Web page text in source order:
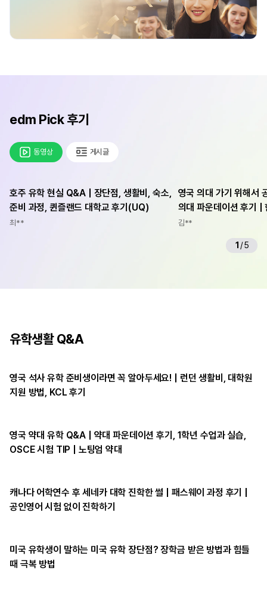
edm Pick 후기
동영상 게시글
호주 유학 현실 Q&A | 장단점, 생활비, 숙소,
준비 과정, 퀸즐랜드 대학교 후기(UQ)
최**
영국 의대 가기 위해서
의대 파운데이션 후기 |
가능할까?
김**
1 /5
유학생활 Q&A
영국 석사 유학 준비생이라면 꼭 알아두세요! | 런던 생활비, 대학원
지원 방법, KCL 후기
영국 약대 유학 Q&A | 약대 파운데이션 후기, 1학년 수업과 실습,
OSCE 시험 TIP | 노팅엄 약대
캐나다 어학연수 후 세네카 대학 진학한 썰 | 패스웨이 과정 후기 |
공인영어 시험 없이 진학하기
미국 유학생이 말하는 미국 유학 장단점? 장학금 받은 방법과 힘들
때 극복 방법